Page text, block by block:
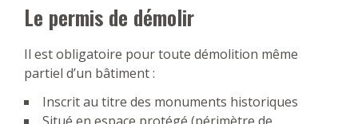
Le permis de démolir
Il est obligatoire pour toute démolition même
partiel d’un bâtiment :
Inscrit au titre des monuments historiques